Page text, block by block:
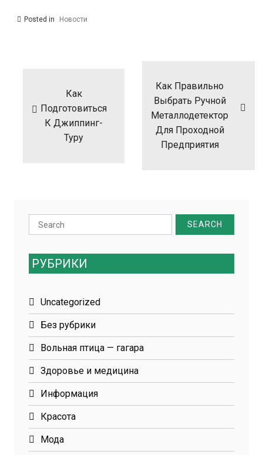
Posted in Новости
Как
Подготовиться
К Джиппинг-
Туру
Как Правильно
Выбрать Ручной
Металлодетектор
Для Проходной
Предприятия
Search
for:
РУБРИКИ
Uncategorized
Без рубрики
Вольная птица — гагара
Здоровье и медицина
Информация
Красота
Мода